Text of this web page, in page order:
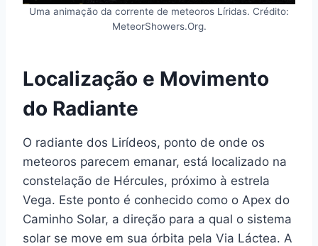
Uma animação da corrente de meteoros Líridas. Crédito:
MeteorShowers.Org.
Localização e Movimento
do Radiante
O radiante dos Lirídeos, ponto de onde os
meteoros parecem emanar, está localizado na
constelação de Hércules, próximo à estrela
Vega. Este ponto é conhecido como o Apex do
Caminho Solar, a direção para a qual o sistema
solar se move em sua órbita pela Via Láctea. A